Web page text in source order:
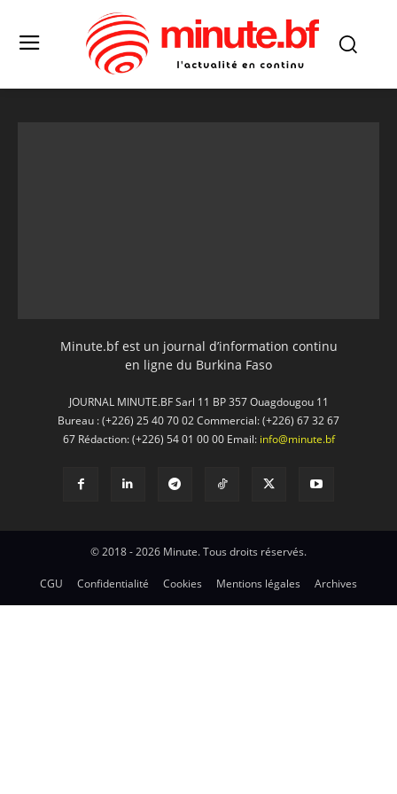
Minute.bf est un journal d’information continu
en ligne du Burkina Faso
JOURNAL MINUTE.BF Sarl 11 BP 357 Ouagdougou 11
Bureau : (+226) 25 40 70 02 Commercial: (+226) 67 32 67
67 Rédaction: (+226) 54 01 00 00 Email: info@minute.bf
© 2018 - 2026 Minute. Tous droits réservés.
CGU Confidentialité Cookies Mentions légales Archives